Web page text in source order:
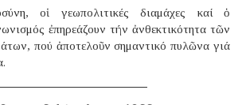
οἱ γεωπολιτικές διαμάχες καί ὁ
ἐπηρεάζουν τήν ἀνθεκτικότητα τῶν
πού ἀποτελοῦν σημαντικό πυλῶνα γιά